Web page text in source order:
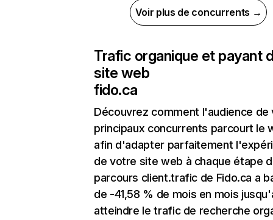
Voir plus de concurrents →
Trafic organique et payant
site web
fido.ca
Découvrez comment l'audience de
principaux concurrents parcourt le
afin d'adapter parfaitement
de votre site web à chaque étape
parcours client.trafic de Fido.ca a
de -41,58 % de mois en mois
atteindre le trafic de recherche